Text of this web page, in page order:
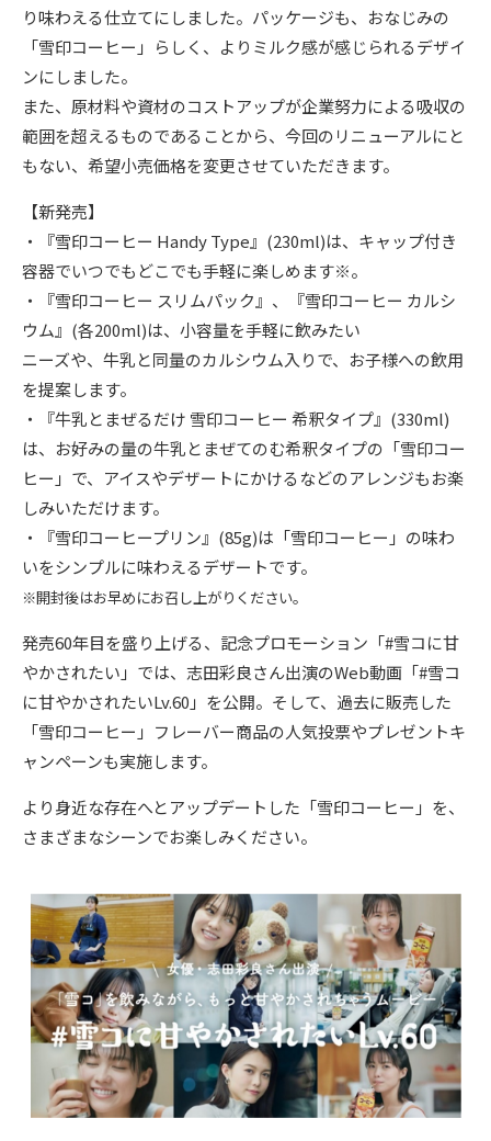
り味わえる仕立てにしました。パッケージも、おなじみの
「雪印コーヒー」らしく、よりミルク感が感じられるデザイ
ンにしました。
また、原材料や資材のコストアップが企業努力による吸収の
範囲を超えるものであることから、今回のリニューアルにと
もない、希望小売価格を変更させていただきます。
【新発売】
・『雪印コーヒー Handy Type』(230ml)は、キャップ付き
容器でいつでもどこでも手軽に楽しめます※。
・『雪印コーヒー スリムパック』、『雪印コーヒー カルシ
ウム』(各200ml)は、小容量を手軽に飲みたい
ニーズや、牛乳と同量のカルシウム入りで、お子様への飲用
を提案します。
・『牛乳とまぜるだけ 雪印コーヒー 希釈タイプ』(330ml)
は、お好みの量の牛乳とまぜてのむ希釈タイプの「雪印コー
ヒー」で、アイスやデザートにかけるなどのアレンジもお楽
しみいただけます。
・『雪印コーヒープリン』(85g)は「雪印コーヒー」の味わ
いをシンプルに味わえるデザートです。
※開封後はお早めにお召し上がりください。
発売60年目を盛り上げる、記念プロモーション「#雪コに甘
やかされたい」では、志田彩良さん出演のWeb動画「#雪コ
に甘やかされたいLv.60」を公開。そして、過去に販売した
「雪印コーヒー」フレーバー商品の人気投票やプレゼントキ
ャンペーンも実施します。
より身近な存在へとアップデートした「雪印コーヒー」を、
さまざまなシーンでお楽しみください。